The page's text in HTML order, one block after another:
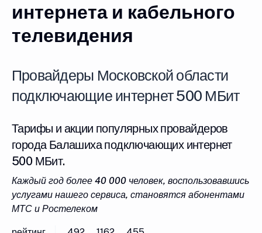
интернета и кабельного
телевидения
Провайдеры Московской области
подключающие интернет 500 МБит
Тарифы и акции популярных провайдеров
города Балашиха подключающих интернет
500 МБит.
Каждый год более 40 000 человек, воспользовавшись
услугами нашего сервиса, становятся абонентами
МТС и Ростелеком